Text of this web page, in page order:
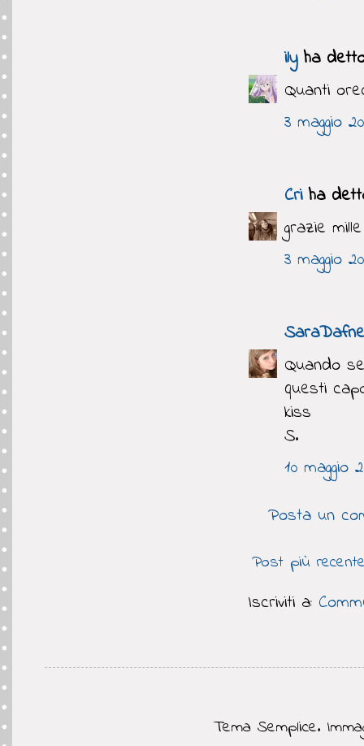
ilyha
Quanti
3 maggio
Criha
grazie
3 maggio
SaraDafne
Quando
questi
kiss
S.
10 maggio
Posta un
Post più
Iscriviti a:
Tema Semplice.